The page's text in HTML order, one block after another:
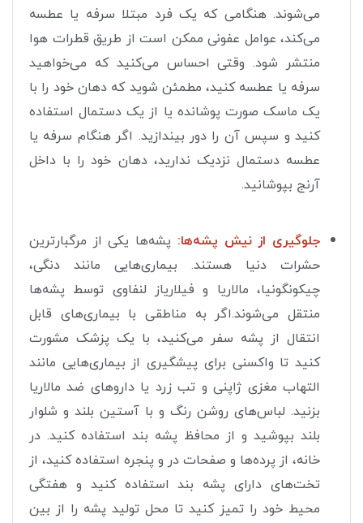
می‌شوند. هنگامی که یک فرد مبتلا سرفه یا عطسه
می‌کند، عوامل عفونی ممکن است از طریق قطرات هوا
منتشر شود. وقتی احساس می‌کنید که می‌خواهید
سرفه یا عطسه کنید، مطمئن شوید که دهان خود را با
یک ماسک صورت پوشانده یا از یک دستمال استفاده
کنید و سپس آن را دور بیندازید. اگر هنگام سرفه یا
عطسه دستمال نزدیک ندارید، دهان خود را با داخل
آرنج بپوشانید.
جلوگیری از نیش پشه‌ها: پشه‌ها یکی از مرگبارترین
حشرات دنیا هستند. بیماری‌هایی مانند دنگی،
چیکونگونیا، مالاریا و فیلاریاز لنفاوی توسط پشه‌ها
منتقل می‌شوند.اگر به مناطقی با بیماری‌های قابل
انتقال از پشه سفر می‌کنید، با یک پزشک مشورت
کنید تا واکسنی برای پیشگیری از بیماری‌هایی مانند
التهاب مغزی ژاپنی و تب زرد یا داروهای ضد مالاریا
بزنید. لباس‌های روشن رنگ و با آستین بلند و شلوار
بلند بپوشید و از محافظ پشه بند استفاده کنید. در
خانه، از پرده‌ها و صفحات در و پنجره استفاده کنید، از
تخت‌های دارای پشه بند استفاده کنید و هفتگی
محیط خود را تمیز کنید تا محل تولید پشه را از بین